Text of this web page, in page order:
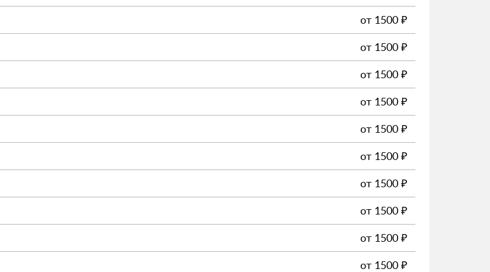
от 1500 ₽
от 1500 ₽
от 1500 ₽
от 1500 ₽
от 1500 ₽
от 1500 ₽
от 1500 ₽
от 1500 ₽
от 1500 ₽
от 1500 ₽